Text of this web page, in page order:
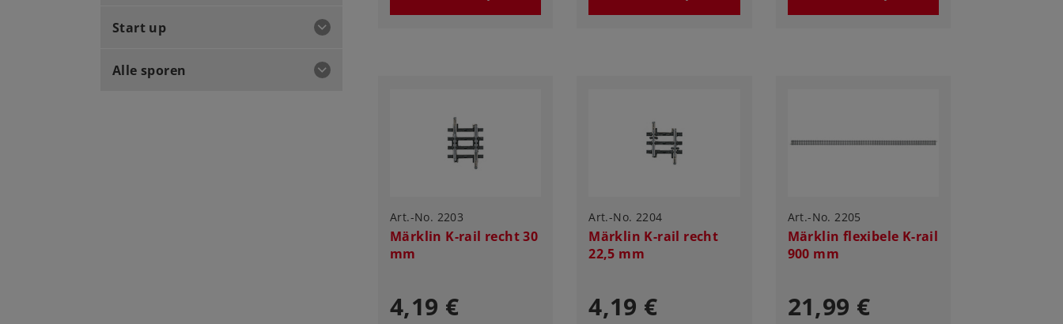
Start up
Alle sporen
Art.-No. 2203
Märklin K-rail recht 30
mm
4,19 €
Art.-No. 2204
Märklin K-rail recht
22,5 mm
4,19 €
Art.-No. 2205
Märklin flexibele K-rail
900 mm
21,99 €